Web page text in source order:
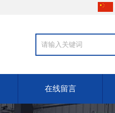
在线留言